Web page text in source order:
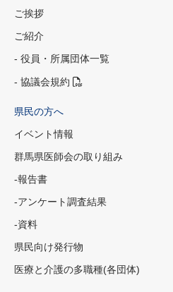
ご挨拶
ご紹介
- 役員・所属団体一覧
- 協議会規約
県民の方へ
イベント情報
群馬県医師会の取り組み
-報告書
-アンケート調査結果
-資料
県民向け発行物
医療と介護の多職種(各団体)